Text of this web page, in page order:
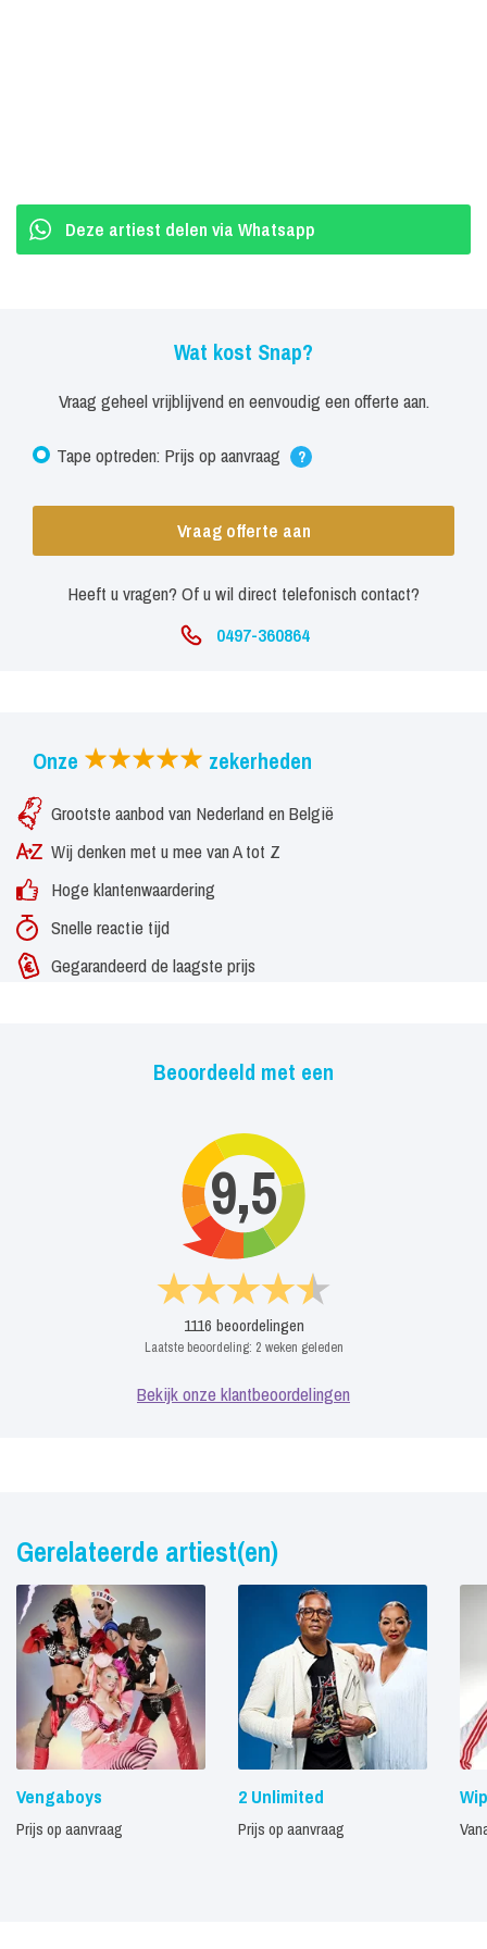
Deze artiest delen via Whatsapp
Wat kost Snap?
Vraag geheel vrijblijvend en eenvoudig een offerte aan.
Tape optreden: Prijs op aanvraag ?
Vraag offerte aan
Heeft u vragen? Of u wil direct telefonisch contact?
0497-360864
Onze zekerheden
Grootste aanbod van Nederland en België
Wij denken met u mee van A tot Z
Hoge klantenwaardering
Snelle reactie tijd
Gegarandeerd de laagste prijs
Beoordeeld met een
9,5
1116 beoordelingen
Laatste beoordeling: 2 weken geleden
Bekijk onze klantbeoordelingen
Gerelateerde artiest(en)
Vengaboys
Prijs op aanvraag
2 Unlimited
Prijs op aanvraag